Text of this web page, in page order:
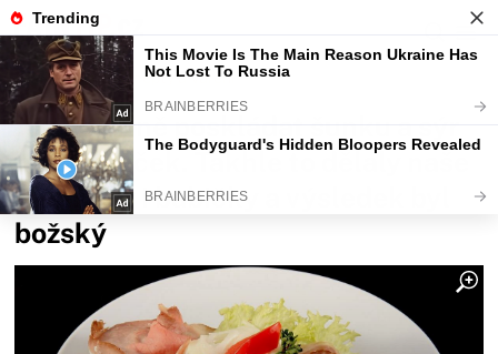
Fajntip.cz Recepty a Vaření
Jak správně poskládat šunku a sýr
na chlebíček. Takhle to dělaly naše
maminky i babičky a výsledek byl
božský